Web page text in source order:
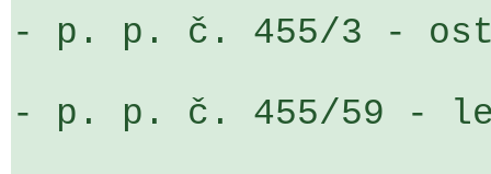
- p. p. č. 455/3 -
- p. p. č. 455/59 -